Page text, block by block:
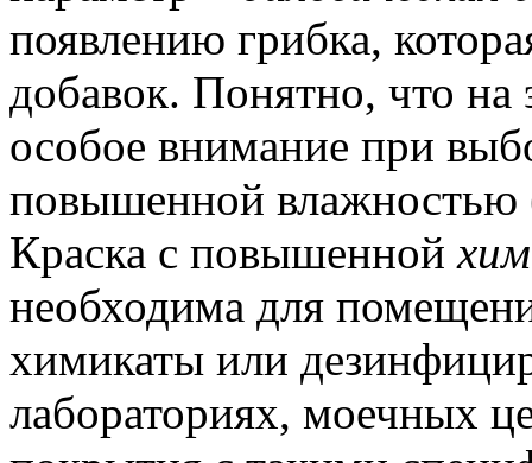
появлению грибка,
добавок. Понятно, что на
особое внимание при
повышенной влажностью
Краска с повышенной
необходима для
химикаты или
лабораториях, моечных